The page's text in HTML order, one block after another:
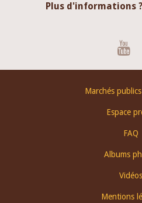
Plus d'informations ?
Marchés
Espace
FAQ
Albums
Vidéos
Mentions